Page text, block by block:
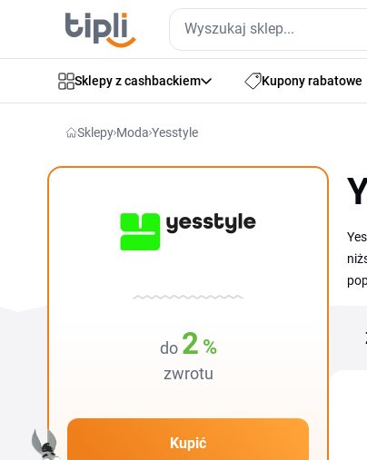
Sklepy z cashbackiem Kupony rabatowe
Sklepy Moda Yesstyle
do 2 %
zwrotu
Kupić